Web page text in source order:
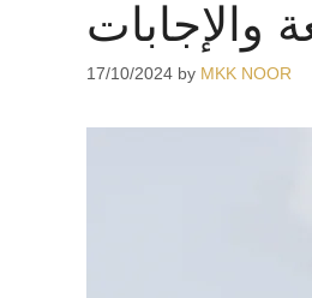
والإجابات
17/10/2024 by MKK NOOR